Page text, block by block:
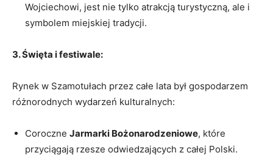
Wojciechowi, jest nie tylko atrakcją turystyczną, ale i
symbolem miejskiej tradycji.
3. Święta i festiwale:
Rynek w Szamotułach przez całe lata był gospodarzem
różnorodnych wydarzeń kulturalnych:
Coroczne Jarmarki Bożonarodzeniowe, które
przyciągają rzesze odwiedzających z całej Polski.